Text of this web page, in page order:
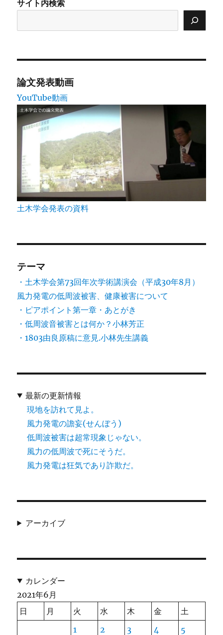
サイト内検索
論文発表動画
YouTube動画
土木学会発表の資料
テーマ
・土木学会第73回年次学術講演会（平成30年8月）
風力発電の低周波被害、健康被害について
・ピアポイント第一章・あとがき
・低周波音被害とは何か？小林芳正
・1803由良原稿に意見.小林先生講義
最新の更新情報
現地を訪れて見よ。
風力発電の譫妄(せんぼう)
低周波被害は超常現象じゃない。
風力の低周波で死にそうだ。
風力発電は狂気であり詐欺だ。
アーカイブ
カレンダー
2021年6月
日
月 火 水 木 金
土
1
2 3 4
5